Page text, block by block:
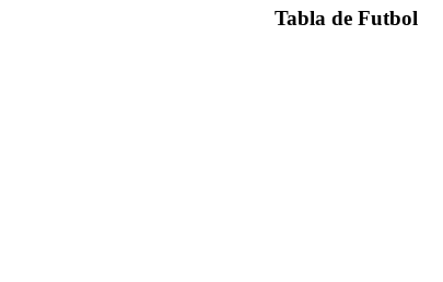
Tabla de Futbol